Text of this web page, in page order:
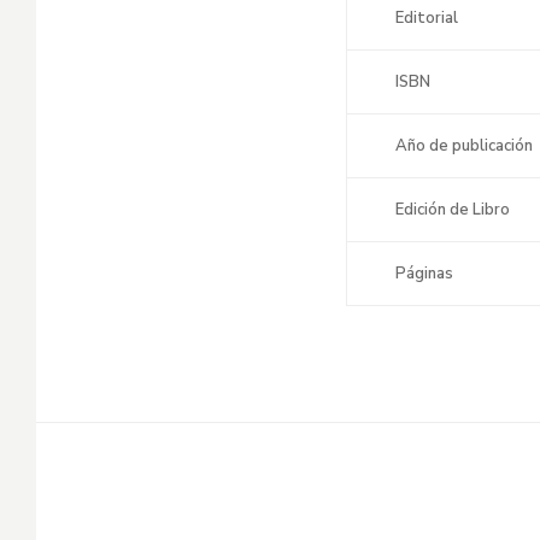
Editorial
ISBN
Año de publicación
Edición de Libro
Páginas